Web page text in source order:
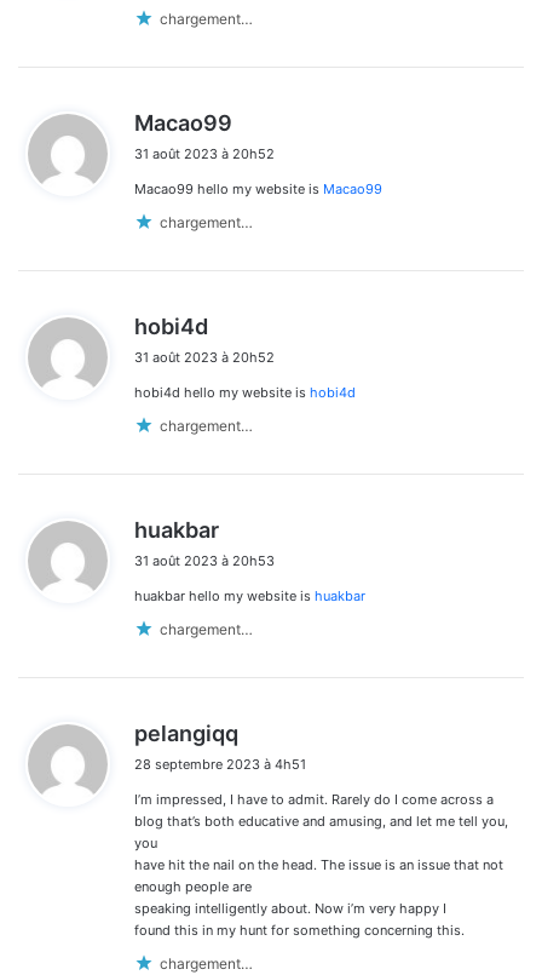
chargement…
Macao99
t
31 août 2023 à 20h52
Macao99 hello my website is Macao99
chargement…
hobi4d
t
31 août 2023 à 20h52
hobi4d hello my website is hobi4d
chargement…
huakbar
t
31 août 2023 à 20h53
huakbar hello my website is huakbar
chargement…
pelangiqq
t
:
28 septembre 2023 à 4h51
I’m impressed, I have to admit. Rarely do I come across a
blog that’s both educative and amusing, and let me tell you,
you
have hit the nail on the head. The issue is an issue that not
enough people are
speaking intelligently about. Now i’m very happy I
found this in my hunt for something concerning this.
chargement…